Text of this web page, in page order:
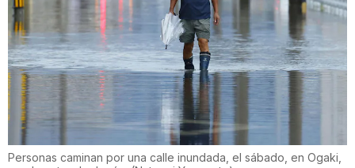
Personas caminan por una calle inundada, el sábado, en Ogaki,